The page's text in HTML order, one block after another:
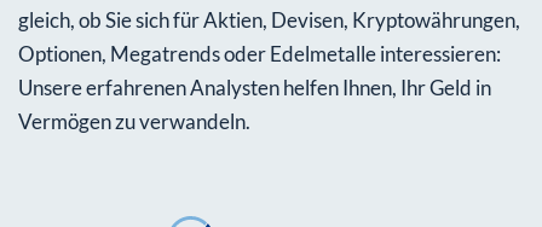
gleich, ob Sie sich für Aktien, Devisen, Kryptowährungen,
Optionen, Megatrends oder Edelmetalle interessieren:
Unsere erfahrenen Analysten helfen Ihnen, Ihr Geld in
Vermögen zu verwandeln.